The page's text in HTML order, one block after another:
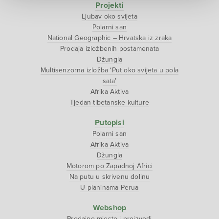
Projekti
Ljubav oko svijeta
Polarni san
National Geographic – Hrvatska iz zraka
Prodaja izložbenih postamenata
Džungla
Multisenzorna izložba ‘Put oko svijeta u pola
sata’
Afrika Aktiva
Tjedan tibetanske kulture
Putopisi
Polarni san
Afrika Aktiva
Džungla
Motorom po Zapadnoj Africi
Na putu u skrivenu dolinu
U planinama Perua
Webshop